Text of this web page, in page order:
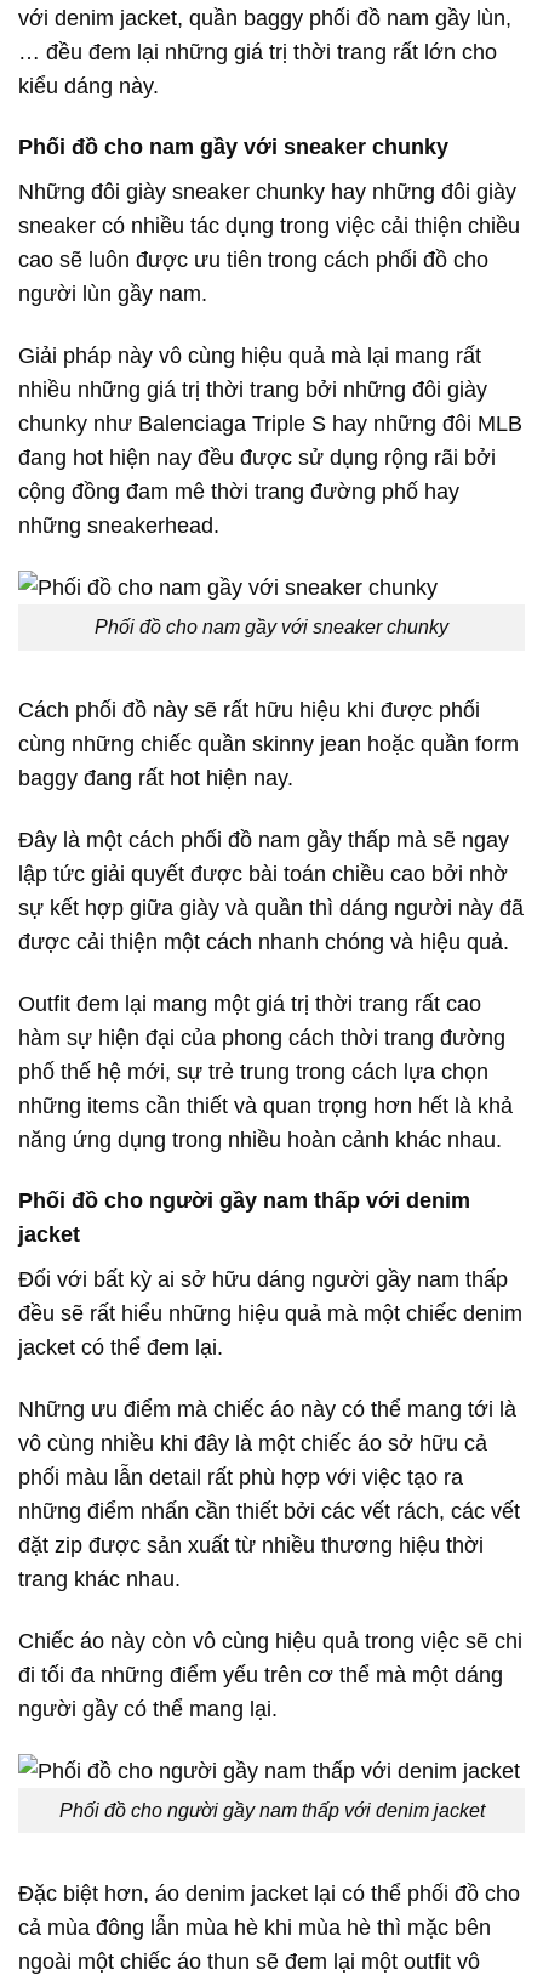
với denim jacket, quần baggy phối đồ nam gầy lùn,
… đều đem lại những giá trị thời trang rất lớn cho
kiểu dáng này.
Phối đồ cho nam gầy với sneaker chunky
Những đôi giày sneaker chunky hay những đôi giày
sneaker có nhiều tác dụng trong việc cải thiện chiều
cao sẽ luôn được ưu tiên trong cách phối đồ cho
người lùn gầy nam.
Giải pháp này vô cùng hiệu quả mà lại mang rất
nhiều những giá trị thời trang bởi những đôi giày
chunky như Balenciaga Triple S hay những đôi MLB
đang hot hiện nay đều được sử dụng rộng rãi bởi
cộng đồng đam mê thời trang đường phố hay
những sneakerhead.
Phối đồ cho nam gầy với sneaker chunky
Cách phối đồ này sẽ rất hữu hiệu khi được phối
cùng những chiếc quần skinny jean hoặc quần form
baggy đang rất hot hiện nay.
Đây là một cách phối đồ nam gầy thấp mà sẽ ngay
lập tức giải quyết được bài toán chiều cao bởi nhờ
sự kết hợp giữa giày và quần thì dáng người này đã
được cải thiện một cách nhanh chóng và hiệu quả.
Outfit đem lại mang một giá trị thời trang rất cao
hàm sự hiện đại của phong cách thời trang đường
phố thế hệ mới, sự trẻ trung trong cách lựa chọn
những items cần thiết và quan trọng hơn hết là khả
năng ứng dụng trong nhiều hoàn cảnh khác nhau.
Phối đồ cho người gầy nam thấp với denim
jacket
Đối với bất kỳ ai sở hữu dáng người gầy nam thấp
đều sẽ rất hiểu những hiệu quả mà một chiếc denim
jacket có thể đem lại.
Những ưu điểm mà chiếc áo này có thể mang tới là
vô cùng nhiều khi đây là một chiếc áo sở hữu cả
phối màu lẫn detail rất phù hợp với việc tạo ra
những điểm nhấn cần thiết bởi các vết rách, các vết
đặt zip được sản xuất từ nhiều thương hiệu thời
trang khác nhau.
Chiếc áo này còn vô cùng hiệu quả trong việc sẽ chi
đi tối đa những điểm yếu trên cơ thể mà một dáng
người gầy có thể mang lại.
Phối đồ cho người gầy nam thấp với denim jacket
Đặc biệt hơn, áo denim jacket lại có thể phối đồ cho
cả mùa đông lẫn mùa hè khi mùa hè thì mặc bên
ngoài một chiếc áo thun sẽ đem lại một outfit vô